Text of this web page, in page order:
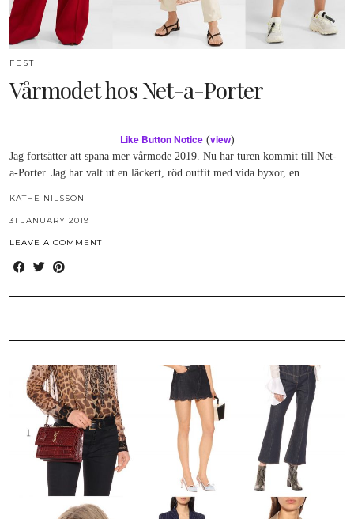
FEST
Vårmodet hos Net-a-Porter
Like Button Notice(view)
Jag fortsätter att spana mer vårmode 2019. Nu har turen kommit till Net-
a-Porter. Jag har valt ut en läckert, röd outfit med vida byxor, en…
KÄTHE NILSSON
31 JANUARY 2019
LEAVE A COMMENT